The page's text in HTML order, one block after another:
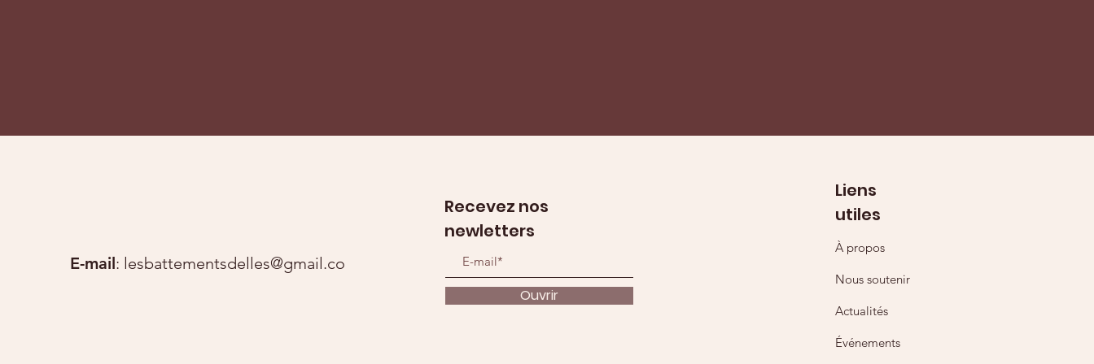
E-mail: lesbattementsdelles@gmail.com
Liens
utiles
À propos
Nous soutenir
Actualités
Événements
Recevez nos
newletters
Ouvrir